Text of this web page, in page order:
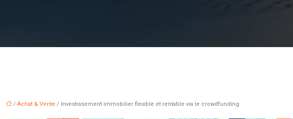
/ Achat & Vente / Investissement immobilier flexible et rentable via le crowdfunding